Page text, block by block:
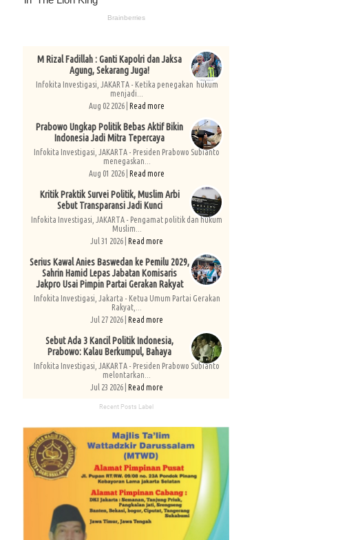
M Rizal Fadillah : Ganti Kapolri dan Jaksa
Agung, Sekarang Juga!
Infokita Investigasi, JAKARTA - Ketika penegakan hukum
menjadi...
Aug 02 2026 | Read more
Prabowo Ungkap Politik Bebas Aktif Bikin
Indonesia Jadi Mitra Tepercaya
Infokita Investigasi, JAKARTA - Presiden Prabowo Subianto
menegaskan...
Aug 01 2026 | Read more
Kritik Praktik Survei Politik, Muslim Arbi
Sebut Transparansi Jadi Kunci
Infokita Investigasi, JAKARTA - Pengamat politik dan hukum
Muslim...
Jul 31 2026 | Read more
Serius Kawal Anies Baswedan ke Pemilu 2029,
Sahrin Hamid Lepas Jabatan Komisaris
Jakpro Usai Pimpin Partai Gerakan Rakyat
Infokita Investigasi, Jakarta - Ketua Umum Partai Gerakan
Rakyat,...
Jul 27 2026 | Read more
Sebut Ada 3 Kancil Politik Indonesia,
Prabowo: Kalau Berkumpul, Bahaya
Infokita Investigasi, JAKARTA - Presiden Prabowo Subianto
melontarkan...
Jul 23 2026 | Read more
Recent Posts Label